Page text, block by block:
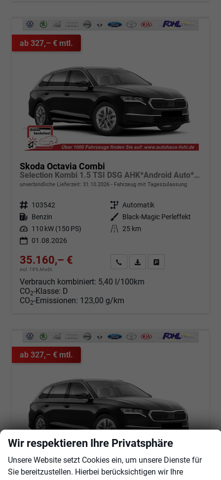
ab 327,– € mtl.
Skoda Octavia Combi
Selection Kombi 1.5 TSI DSG AHK*Android Auto*ACC*SHZ*E-Heck*Keyless*Kamera*2Z Klimaauto
unverbindliche Lieferzeit: 31.10.2026 Fahrzeug mit Tageszulassung
Fahrzeugnr. 103542 Getriebe Automatik
Kraftstoff Benzin Außenfarbe
Black-Magic Perleffekt
Leistung 110 kW (150 PS) Kilometerstand 25 km
01.08.2026
35.160,– €
incl. 19% MwSt.
Angebot anfordern
Fahrzeugexpose (PDF)
Verbrauch kombiniert: 5,40 l/100km
CO2-Klasse: D
CO2-Emissionen: 123,00 g/km
ab 327,– € mtl.
Wir respektieren Ihre Privatsphäre
Unsere Website setzt Cookies ein, um unsere Dienste für
Sie bereitzustellen. Hierbei berücksichtigen wir Ihre